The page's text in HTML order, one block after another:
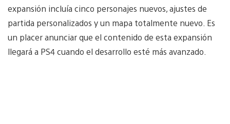
expansión incluía cinco personajes nuevos, ajustes de
partida personalizados y un mapa totalmente nuevo. Es
un placer anunciar que el contenido de esta expansión
llegará a PS4 cuando el desarrollo esté más avanzado.